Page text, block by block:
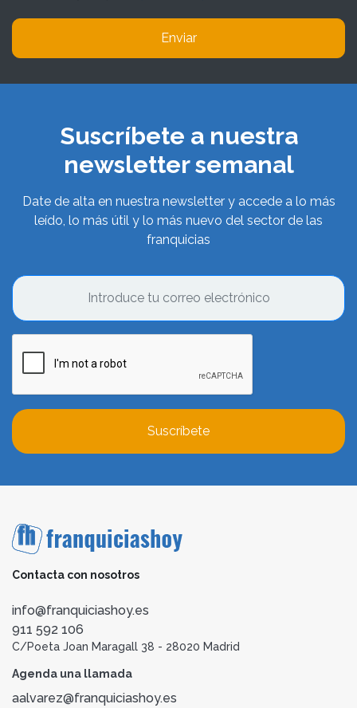
Enviar
Suscríbete a nuestra
newsletter semanal
Date de alta en nuestra newsletter y accede a lo más
leído, lo más útil y lo más nuevo del sector de las
franquicias
Suscríbete
Contacta con nosotros
info@franquiciashoy.es
911 592 106
C/Poeta Joan Maragall 38 - 28020 Madrid
Agenda una llamada
aalvarez@franquiciashoy.es